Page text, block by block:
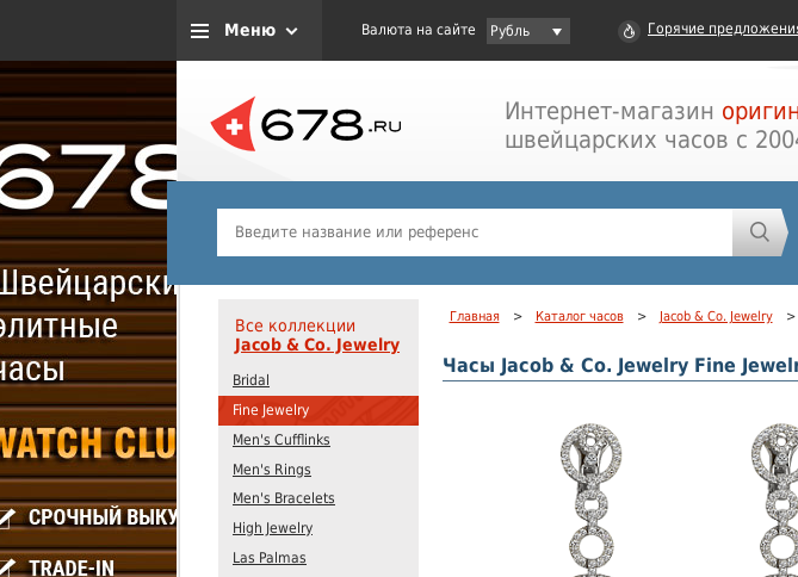
Меню Валюта на сайте Рубль Горячие
Интернет-магазин
швейцарских часов с
Все коллекции
Jacob & Co. Jewelry
Bridal
Fine Jewelry
Men's Cufflinks
Men's Rings
Men's Bracelets
High Jewelry
Las Palmas
Главная > Каталог часов > Jacob & Co. Jewelry >
Часы Jacob & Co. Jewelry Fine